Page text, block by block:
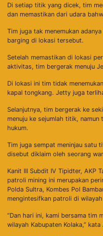
Di setiap titik yang dicek, tim
dan memastikan dari udara
Tim juga tak menemukan
barging di lokasi tersebut.
Setelah memastikan di lokasi
aktivitas, tim bergerak menuju
Di lokasi ini tim tidak
kapal tongkang. Jetty juga
Selanjutnya, tim bergerak ke
menuju ke sejumlah titik,
hukum.
Tim juga sempat meninjau satu
disebut diklaim oleh seorang
Kanit III Subdit IV Tipidter, AKP
patroli mining ini merupakan
Polda Sultra, Kombes Pol
mengintesifkan patroli di
“Dan hari ini, kami bersama tim
wilayah Kabupaten Kolaka,” kata